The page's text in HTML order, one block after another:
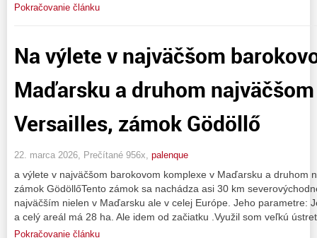
Pokračovanie článku
Na výlete v najväčšom
Maďarsku a druhom
VersaiIles, zámok Gödöllő
22. marca 2026, Prečítané 956x, palenque
a výlete v najväčšom barokovom komplexe v Maďarsku a druhom
zámok GödöllőTento zámok sa nachádza asi 30 km
najväčším nielen v Maďarsku ale v celej Európe. Jeho parametre:
a celý areál má 28 ha. Ale idem od začiatku .Využil som veľkú
Pokračovanie článku